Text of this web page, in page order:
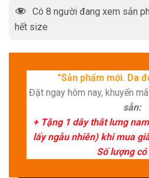
Có 8 người đang xem sản
hết size
"Sản phẩm mới. Da
Đặt ngay hôm nay, khuyến
sẵn:
+ Tặng 1 dây thắt lưng
lấy ngẫu nhiên) khi mua
Số lượng có